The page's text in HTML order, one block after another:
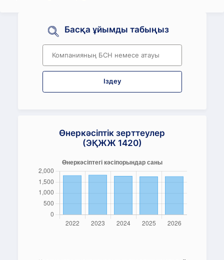
Басқа ұйымды табыңыз
Іздеу
Өнеркәсіптік зерттеулер
(ЭҚЖЖ 1420)